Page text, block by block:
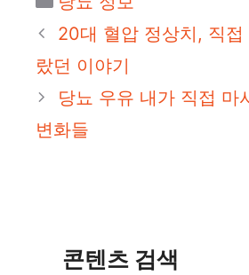
테
리
20대 혈압 정상치, 직접
랐던 이야기
당뇨 우유 내가 직접 마
변화들
콘텐츠 검색